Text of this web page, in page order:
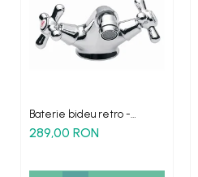
Baterie bideu retro -
ARCTICA WA136
289,00 RON